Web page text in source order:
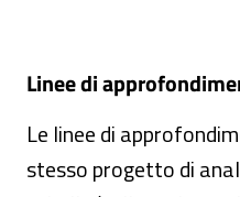
Linee di
Le linee di
stesso progetto di